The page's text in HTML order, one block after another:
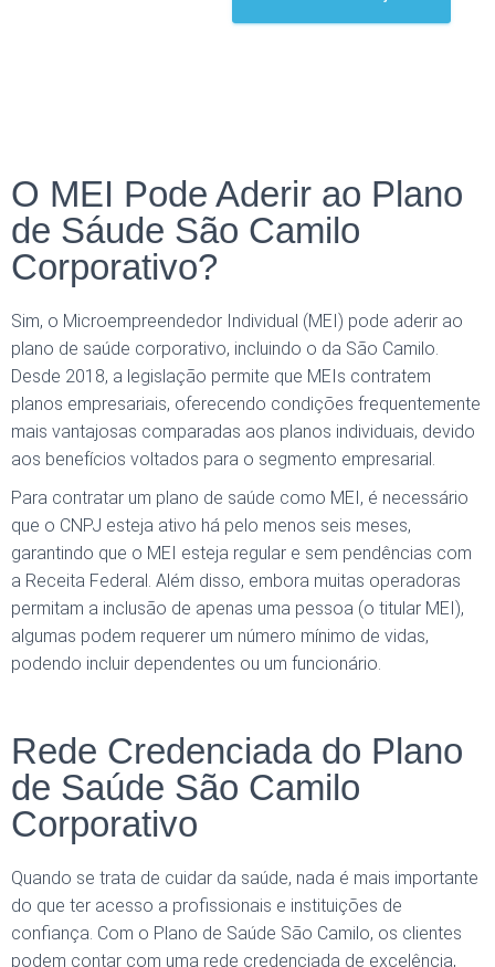
O MEI Pode Aderir ao Plano
de Sáude São Camilo
Corporativo?
Sim, o Microempreendedor Individual (MEI) pode aderir ao
plano de saúde corporativo, incluindo o da São Camilo.
Desde 2018, a legislação permite que MEIs contratem
planos empresariais, oferecendo condições frequentemente
mais vantajosas comparadas aos planos individuais, devido
aos benefícios voltados para o segmento empresarial.
Para contratar um plano de saúde como MEI, é necessário
que o CNPJ esteja ativo há pelo menos seis meses,
garantindo que o MEI esteja regular e sem pendências com
a Receita Federal. Além disso, embora muitas operadoras
permitam a inclusão de apenas uma pessoa (o titular MEI),
algumas podem requerer um número mínimo de vidas,
podendo incluir dependentes ou um funcionário.
Rede Credenciada do Plano
de Saúde São Camilo
Corporativo
Quando se trata de cuidar da saúde, nada é mais importante
do que ter acesso a profissionais e instituições de
confiança. Com o Plano de Saúde São Camilo, os clientes
podem contar com uma rede credenciada de excelência,